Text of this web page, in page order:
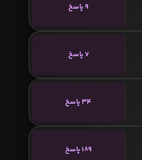
9 پاسخ
7 پاسخ
34 پاسخ
189 پاسخ